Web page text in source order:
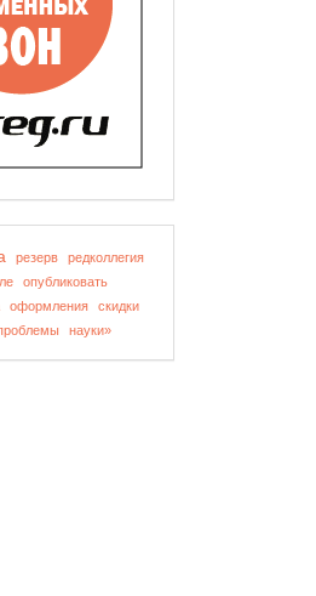
резерв
редколлегия
опубликовать
оформления
скидки
науки»